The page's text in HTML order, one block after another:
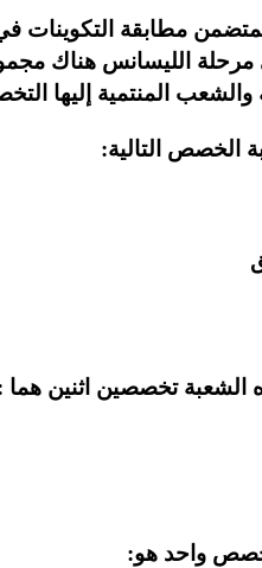
الوزاري رقم 851 المؤرخ في 26 جويلية 2016
في مرحلة الليسانس
المنتمية إليها
الخصص التالية:
الشعبة تخصصين اثنين هما
واحد هو: